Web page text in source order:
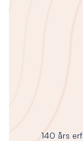
140 års